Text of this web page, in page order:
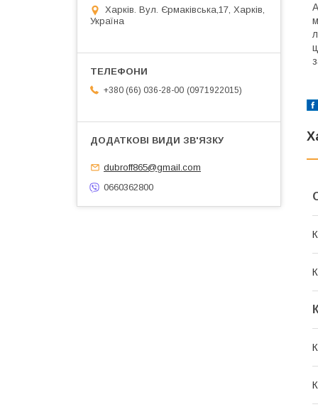
Харків. Вул. Єрмаківська,17, Харків,
Україна
+380 (66) 036-28-00 0971922015
dubroff865@gmail.com
0660362800